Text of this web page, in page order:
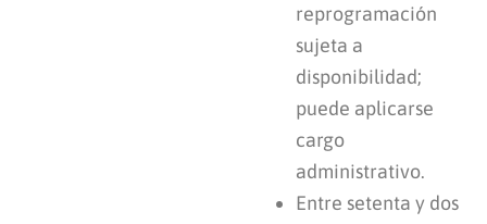
reprogramación
sujeta a
disponibilidad;
puede aplicarse
cargo
administrativo.
Entre setenta y dos